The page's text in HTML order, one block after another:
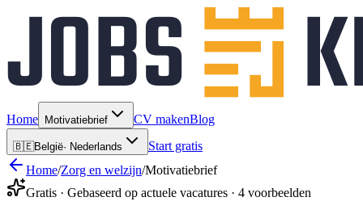
Home Motivatiebrief CV makenBlog
🇧🇪België· Nederlands
Start gratis
Home/Zorg en welzijn/Motivatiebrief
Gratis · Gebaseerd op actuele vacatures · 4 voorbeelden